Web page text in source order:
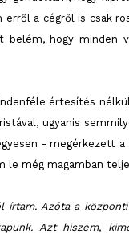
erről a cégről is csak
hogy minden
értesítés
ugyanis
- megérkezett
le még magamban
írtam. Azóta a
Azt hiszem,